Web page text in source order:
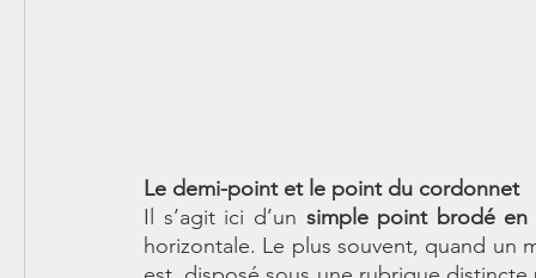
Le demi-point et le point du cordonnet
Il s’agit ici d’un simple point brodé en
horizontale. Le plus souvent, quand un